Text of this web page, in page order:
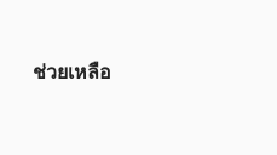
ช่วยเหลือ